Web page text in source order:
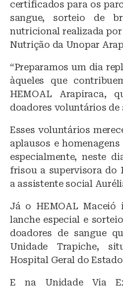
certificados para os
sangue, sorteio de
nutricional realizada
Nutrição da Unopar
“Preparamos um dia
àqueles que
HEMOAL Arapiraca,
doadores voluntários de
Esses voluntários
aplausos e
especialmente, neste
frisou a supervisora do
a assistente social
Já o HEMOAL
lanche especial e
doadores de sangue
Unidade Trapiche,
Hospital Geral do
E na Unidade Via